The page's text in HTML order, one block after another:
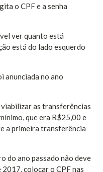
o CPF e a senha
ver quanto está
está do lado esquerdo
anunciada no ano
as transferências
que era R$25,00 e
a primeira transferência
do ano passado não deve
colocar o CPF nas